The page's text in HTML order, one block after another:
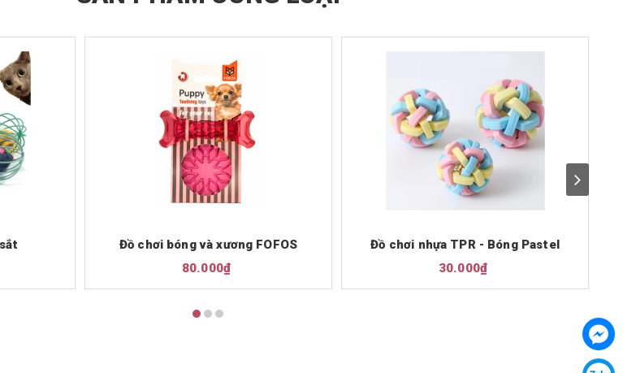
Đồ chơi bóng và xương FOFOS
80.000₫
Đồ chơi nhựa TPR - Bóng Pastel
30.000₫